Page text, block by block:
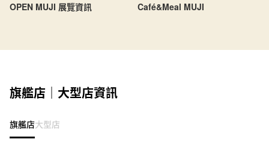
OPEN MUJI 展覽資訊 Café&Meal MUJI
旗艦店｜大型店資訊
旗艦店大型店